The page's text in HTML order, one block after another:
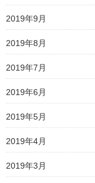
2019年9月
2019年8月
2019年7月
2019年6月
2019年5月
2019年4月
2019年3月